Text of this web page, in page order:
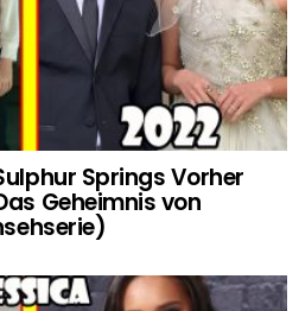
Springs Vorher
Geheimnis von